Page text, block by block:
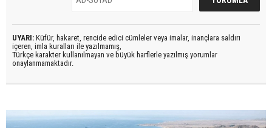
UYARI: Küfür, hakaret, rencide edici cümleler veya imalar, inançlara saldırı
içeren, imla kuralları ile yazılmamış,
Türkçe karakter kullanılmayan ve büyük harflerle yazılmış yorumlar
onaylanmamaktadır.